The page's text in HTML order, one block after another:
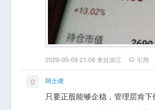
2026-05-09 21:08 来自浙江 引用
0 阿土佬
只要正股能够企稳，管理层肯